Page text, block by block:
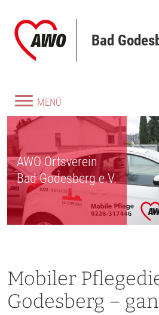
Bad
MENÜ
AWO Ortsverein
Bad Godesberg e.V.
Mobiler
Godesberg –